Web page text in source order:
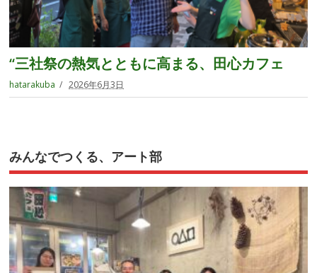
“三社祭の熱気とともに高まる、田心カフェ
hatarakuba 2026年6月3日
みんなでつくる、アート部